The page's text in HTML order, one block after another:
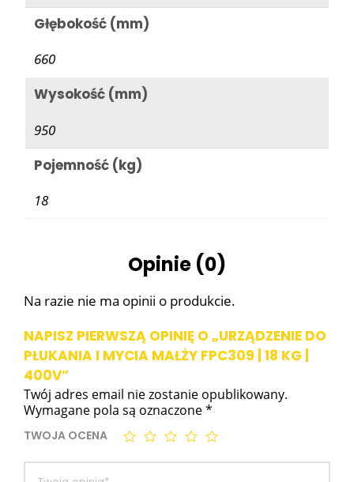
Głębokość (mm)
660
Wysokość (mm)
950
Pojemność (kg)
18
Opinie (0)
Na razie nie ma opinii o produkcie.
NAPISZ PIERWSZĄ OPINIĘ O „URZĄDZENIE DO
PŁUKANIA I MYCIA MAŁŻY FPC309 | 18 KG |
400V”
Twój adres email nie zostanie opublikowany.
Wymagane pola są oznaczone*
TWOJA OCENA